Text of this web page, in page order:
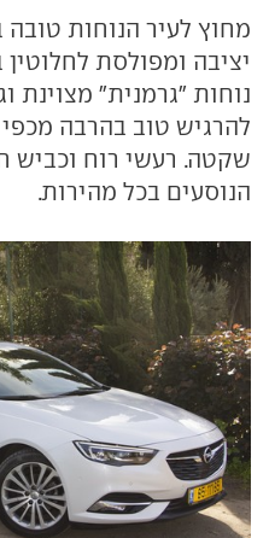
מחוץ לעיר הנוחות טובה
יציבה ומפולסת
נוחות "גרמנית" מצוינת
להרגיש טוב בהרבה
שקטה. רעשי רוח וכביש
הנוסעים בכל מהירות.